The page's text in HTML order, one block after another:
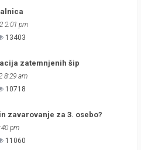
2:01 pm
13403
zatemnjenih šip
8:29 am
10718
zavarovanje za 3. osebo?
pm
11060